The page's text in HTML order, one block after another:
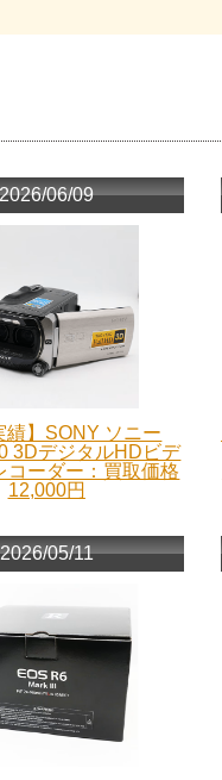
2026/06/09
績】SONY ソニー
3DデジタルHDビデ
コーダー：買取価格
12,000円
2026/05/11